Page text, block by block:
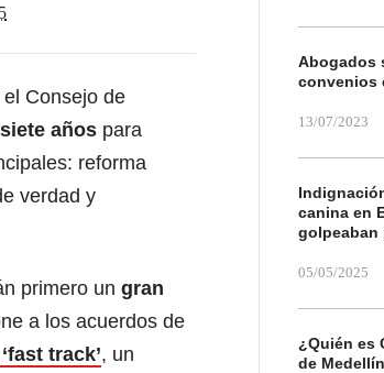
Consejo de
años para
reforma
verdad y
primero un gran
a los acuerdos de
‘fast track’, un
Abogados
convenios
13/07/2023
canina en
golpeaban
05/05/2025
¿Quién es
de